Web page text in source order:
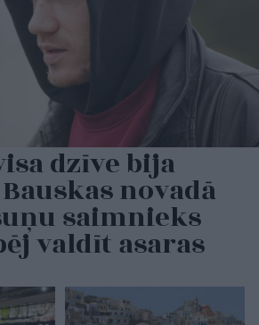
dzīve bija
novadā
saimnieks
valdīt asaras